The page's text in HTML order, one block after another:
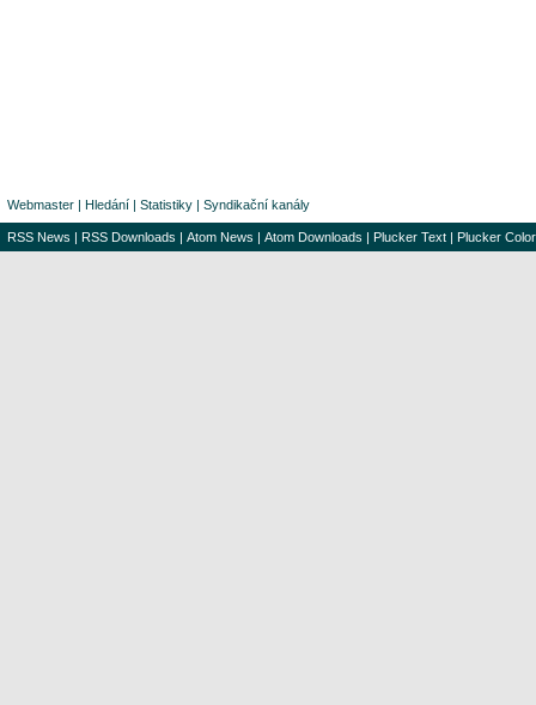
Webmaster | Hledání | Statistiky | Syndikační kanály
RSS News | RSS Downloads | Atom News | Atom Downloads | Plucker Text | Plucker Color